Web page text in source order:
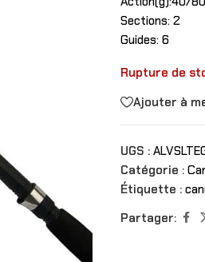
Sections: 2
Guides: 6
Rupture de
Ajouter à
UGS :
Catégorie :
Étiquette :
Partager: